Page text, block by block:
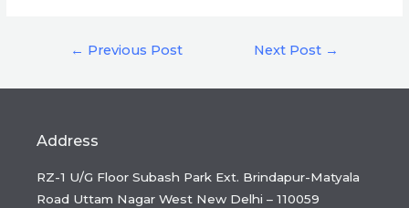
← Previous Post Next Post →
Address
RZ-1 U/G Floor Subash Park Ext. Brindapur-Matyala
Road Uttam Nagar West New Delhi – 110059